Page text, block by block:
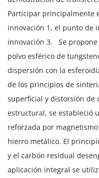
Participar principalmente
innovación 1, el punto de
innovación 3.
Se
polvo esférico de
dispersión con la
de los principios de
superficial y distorsión de
estructural, se estableció
reforzada por
hierro metálico. El
y el carbón residual
aplicación integral se